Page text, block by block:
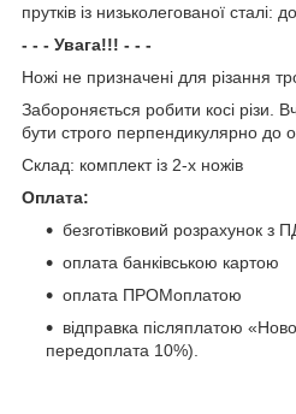
прутків із низьколегованої сталі:
- - - Увага!!! - - -
Ножі не призначені для різання
Забороняється робити косі різи.
бути строго перпендикулярно до
Склад: комплект із 2-х ножів
Оплата:
безготівковий розрахунок з
оплата банківською картою
оплата ПРОМоплатою
відправка післяплатою
передоплата 10%).